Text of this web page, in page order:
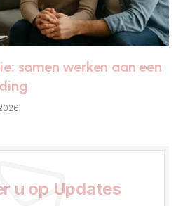
samen werken aan een
u op Updates